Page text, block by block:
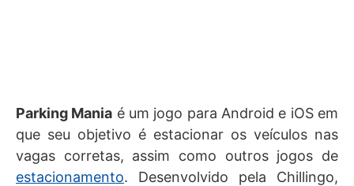
Parking Mania é um jogo para Android e iOS em
que seu objetivo é estacionar os veículos nas
vagas corretas, assim como outros jogos de
estacionamento. Desenvolvido pela Chillingo,